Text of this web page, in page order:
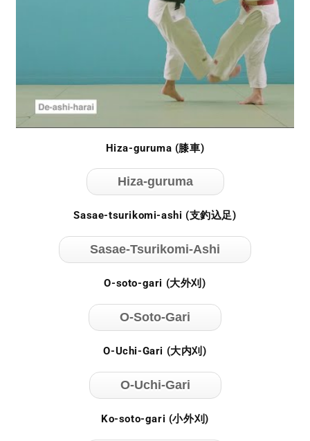
Hiza-guruma (膝車)
Hiza-guruma
Sasae-tsurikomi-ashi (支釣込足)
Sasae-Tsurikomi-Ashi
O-soto-gari (大外刈)
O-Soto-Gari
O-Uchi-Gari (大内刈)
O-Uchi-Gari
Ko-soto-gari (小外刈)